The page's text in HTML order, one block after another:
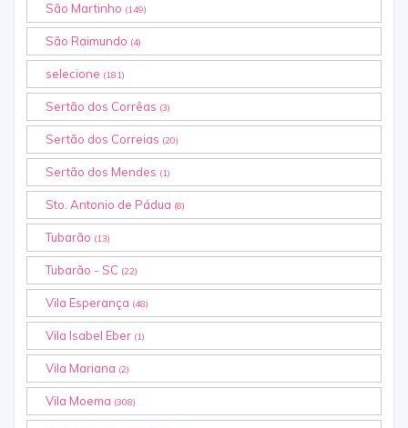
São Martinho (149)
São Raimundo (4)
selecione (181)
Sertão dos Corrêas (3)
Sertão dos Correias (20)
Sertão dos Mendes (1)
Sto. Antonio de Pádua (8)
Tubarão (13)
Tubarão - SC (22)
Vila Esperança (48)
Vila Isabel Eber (1)
Vila Mariana (2)
Vila Moema (308)